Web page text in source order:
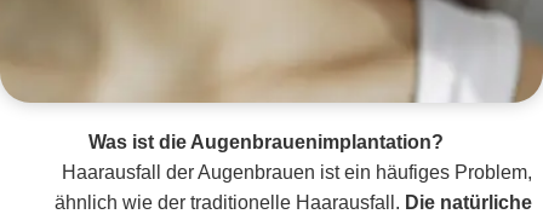
Was ist die Augenbrauenimplantation?
Haarausfall der Augenbrauen ist ein häufiges Problem,
ähnlich wie der traditionelle Haarausfall. Die natürliche